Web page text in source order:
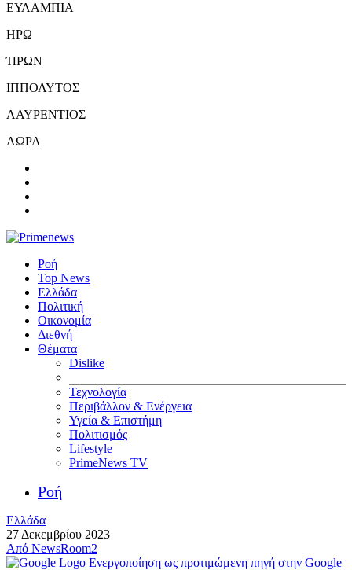
ΕΥΛΑΜΠΙΑ
ΗΡΩ
ΉΡΩΝ
ΙΠΠΟΛΥΤΟΣ
ΛΑΥΡΕΝΤΙΟΣ
ΛΩΡΑ
Ροή
Top News
Ελλάδα
Πολιτική
Οικονομία
Διεθνή
Θέματα
Dislike
Τεχνολογία
Περιβάλλον & Ενέργεια
Υγεία & Επιστήμη
Πολιτισμός
Lifestyle
PrimeNews TV
Ροή
Ελλάδα
27 Δεκεμβρίου 2023
Από NewsRoom2
Ενεργοποίηση ως προτιμώμενη πηγή στην Google